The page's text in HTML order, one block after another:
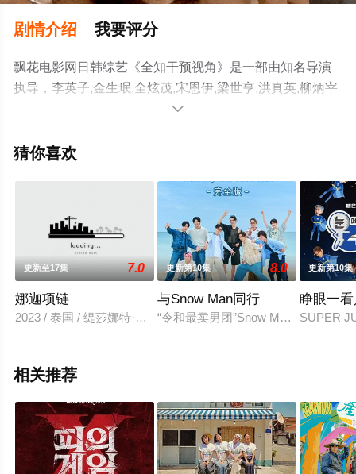
剧情介绍 我要评分
飘花电影网日韩综艺《全知干预视角》是一部由知名导演
执导，李英子,金生珉,全炫茂,宋恩伊,梁世亨,洪真英,柳炳宰
等明星演员精彩演绎的韩国综艺节目，手机免费在线观看
可移步至豆瓣综艺、电视猫或剧情网等平台了解。

猜你喜欢
更新至17集 7.0
娜迦项链
2023 / 泰国 / 缇莎娜特·索恩素克,沃拉蓬·金塔克森,凯瑟娅·英利,
更新第10集 8.0
与Snow Man同行
“令和最卖男团”Snow Man携手神秘
更新第10集
睁眼一
SUPER
相关推荐